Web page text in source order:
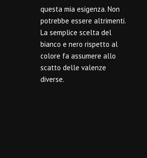
questa mia esigenza. Non
potrebbe essere altrimenti.
La semplice scelta del
bianco e nero rispetto al
colore fa assumere allo
scatto delle valenze
diverse.